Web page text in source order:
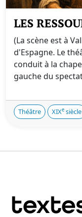
LES
(La scène est à
d'Espagne. Le
conduit à la
gauche du
Théâtre XIXe siècle